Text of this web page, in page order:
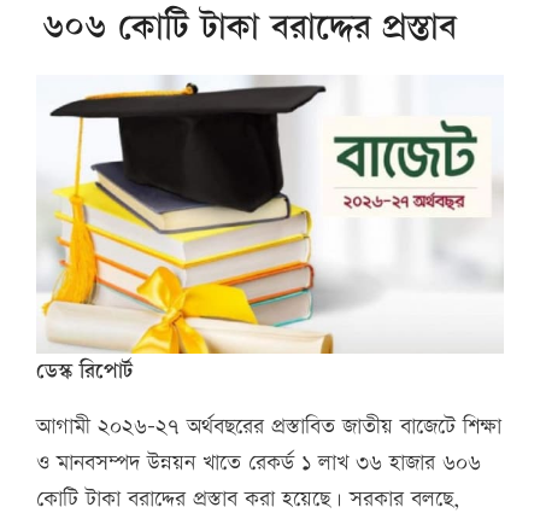
৬০৬ কোটি টাকা বরাদ্দের প্রস্তাব
ডেস্ক রিপোর্ট
আগামী ২০২৬–২৭ অর্থবছরের প্রস্তাবিত জাতীয় বাজেটে শিক্ষা
ও মানবসম্পদ উন্নয়ন খাতে রেকর্ড ১ লাখ ৩৬ হাজার ৬০৬
কোটি টাকা বরাদ্দের প্রস্তাব করা হয়েছে। সরকার বলছে,